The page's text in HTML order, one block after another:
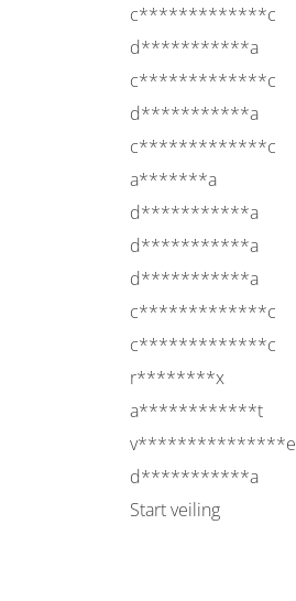
c*************c
d***********a
c*************c
d***********a
c*************c
a*******a
d***********a
d***********a
d***********a
c*************c
c*************c
r********x
a************t
v***************e
d***********a
Start veiling